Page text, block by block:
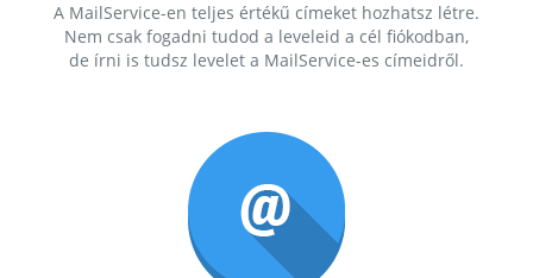
A MailService-en teljes értékű címeket hozhatsz létre.
Nem csak fogadni tudod a leveleid a cél fiókodban,
de írni is tudsz levelet a MailService-es címeidről.